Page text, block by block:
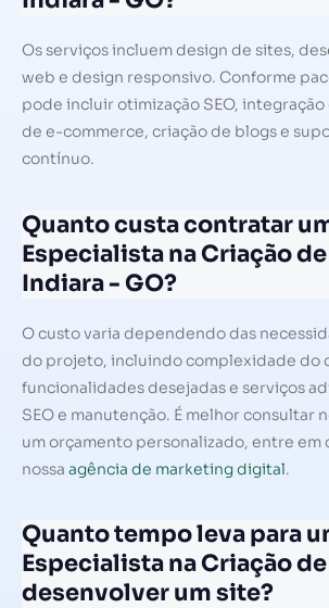
Os serviços incluem design de sites,
web e design responsivo. Conforme
pode incluir otimização SEO,
de e-commerce, criação de blogs e
contínuo.
Quanto custa contratar
Especialista na Criação
Indiara - GO?
O custo varia dependendo das
do projeto, incluindo complexidade do
funcionalidades desejadas e serviços
SEO e manutenção. É melhor consultar
um orçamento personalizado, entre em
nossa agência de marketing digital.
Quanto tempo leva para
Especialista na Criação
desenvolver um site?